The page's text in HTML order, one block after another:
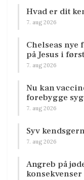
Hvad er dit
7. aug 2026
Chelseas
på Jesus i
7. aug 2026
Nu kan
forebygge
7. aug 2026
Syv
7. aug 2026
Angreb på
konsekvenser